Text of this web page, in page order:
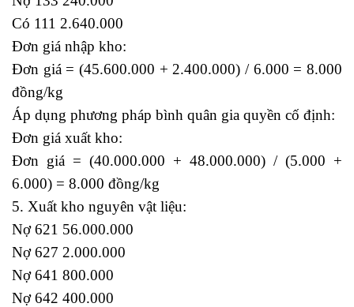
Có 111 2.640.000
Đơn giá nhập kho:
Đơn giá = (45.600.000 + 2.400.000) / 6.000 = 8.000
đồng/kg
Áp dụng phương pháp bình quân gia quyền cố định:
Đơn giá xuất kho:
Đơn giá = (40.000.000 + 48.000.000) / (5.000 +
6.000) = 8.000 đồng/kg
5. Xuất kho nguyên vật liệu:
Nợ 621 56.000.000
Nợ 627 2.000.000
Nợ 641 800.000
Nợ 642 400.000